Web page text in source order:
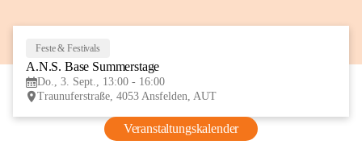
Feste & Festivals
A.N.S. Base Summerstage
Do., 3. Sept., 13:00 - 16:00
Traunuferstraße, 4053 Ansfelden, AUT
Veranstaltungskalender